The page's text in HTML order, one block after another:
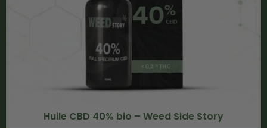
Huile CBD 40% bio – Weed Side Story